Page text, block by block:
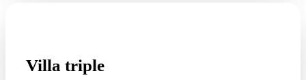
Villa triple